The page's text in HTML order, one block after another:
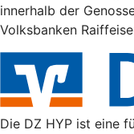
innerhalb der
Volksbanken
Die DZ HYP ist eine